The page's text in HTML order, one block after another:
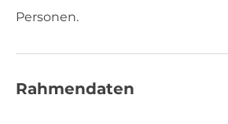
Personen.
Rahmendaten